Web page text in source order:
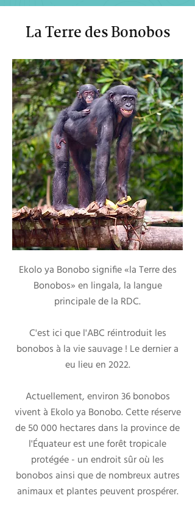
La Terre des Bonobos
Ekolo ya Bonobo signifie «la Terre des
Bonobos» en lingala, la langue
principale de la RDC.
C'est ici que l'ABC réintroduit les
bonobos à la vie sauvage ! Le dernier a
eu lieu en 2022.
Actuellement, environ 36 bonobos
vivent à Ekolo ya Bonobo. Cette réserve
de 50 000 hectares dans la province de
l'Équateur est une forêt tropicale
protégée - un endroit sûr où les
bonobos ainsi que de nombreux autres
animaux et plantes peuvent prospérer.